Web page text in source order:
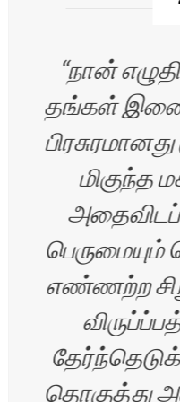
நான்
தங்கள்
மிகுந்த
எண்ணற்ற
தொகுத்து